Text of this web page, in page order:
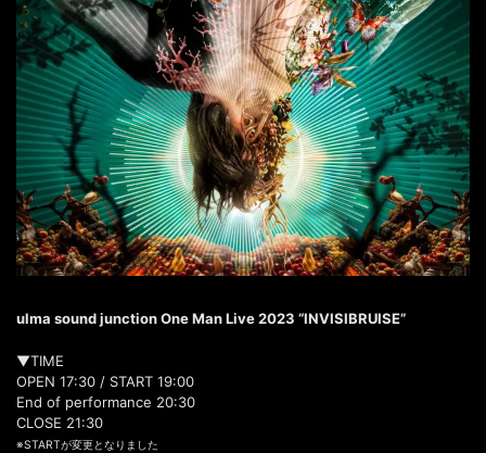
ulma sound junction One Man Live 2023 “INVISIBRUISE”
▼TIME
OPEN 17:30 / START 19:00
End of performance 20:30
CLOSE 21:30
※STARTが変更となりました